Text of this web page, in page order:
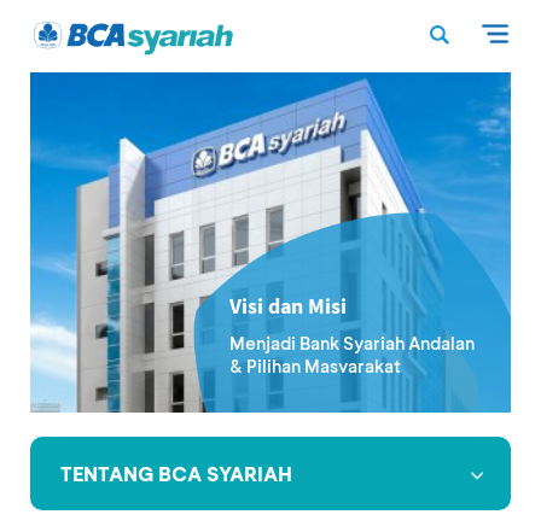
Visi dan Misi
Menjadi Bank Syariah Andalan
& Pilihan Masyarakat
TENTANG BCA SYARIAH